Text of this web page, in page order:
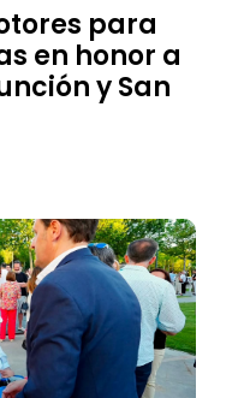
para
en honor a
y San